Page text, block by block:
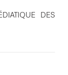
DES